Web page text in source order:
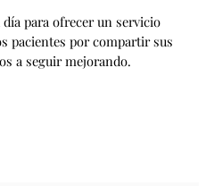
para ofrecer un servicio
pacientes por compartir sus
a seguir mejorando.